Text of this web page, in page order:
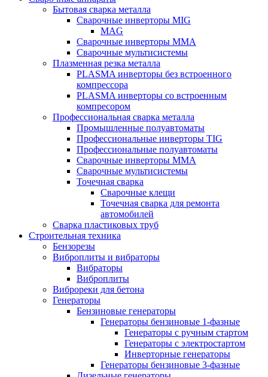
Бытовая сварка металла
Сварочные инверторы MIG
MAG
Сварочные инверторы ММА
Сварочные мультисистемы
Плазменная резка металла
PLASMA инверторы без встроенного
компрессора
PLASMA инверторы со встроенным
компресором
Профессиональная сварка металла
Промышленные полуавтоматы
Профессиональные инверторы TIG
Профессиональные полуавтоматы
Сварочные инверторы ММА
Сварочные мультисистемы
Точечная сварка
Сварочные клещи
Точечная сварка для ремонта
автомобилей
Сварка пластиковых труб
Строительная техника
Бензорезы
Виброплиты и вибраторы
Вибраторы
Виброплиты
Виброреки для бетона
Генераторы
Бензиновые генераторы
Генераторы бензиновые 1-фазные
Генераторы с ручным стартом
Генераторы с электростартом
Инверторные генераторы
Генераторы бензиновые 3-фазные